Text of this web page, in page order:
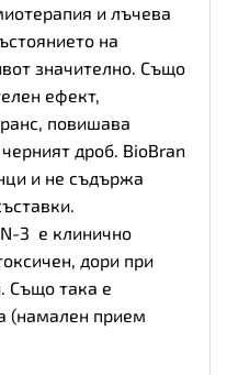
и лъчева
на
значително. Също
ефект,
повишава
дроб. BioBran
и не съдържа
3 е клинично
дори при
Също така е
(намален прием